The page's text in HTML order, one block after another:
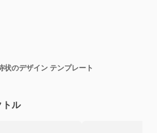
状のデザイン テンプレート
トル